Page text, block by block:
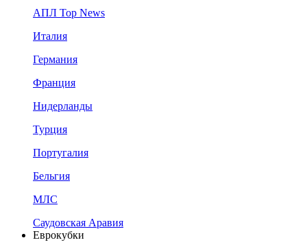
АПЛ Top News
Италия
Германия
Франция
Нидерланды
Турция
Португалия
Бельгия
МЛС
Саудовская Аравия
Еврокубки